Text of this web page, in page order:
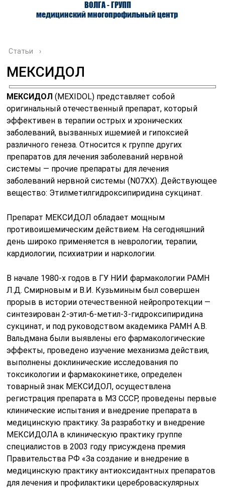
ВОЛГА - ГРУПП
медицинский многопрофильный центр
О ЦЕНТРЕ ВРАЧИ УСЛУГИ
Статьи ›
МЕКСИДОЛ
МЕКСИДОЛ (MEXIDOL) представляет собой
оригинальный отечественный препарат, который
эффективен в терапии острых и хронических
заболеваний, вызванных ишемией и гипоксией
различного генеза. Относится к группе других
препаратов для лечения заболеваний нервной
системы — прочие препараты для лечения
заболеваний нервной системы (N07XX). Действующее
вещество: Этилметилгидроксипиридина сукцинат.
Препарат МЕКСИДОЛ обладает мощным
противоишемическим действием. На сегодняшний
день широко применяется в неврологии, терапии,
кардиологии, психиатрии и наркологии.
В начале 1980-х годов в ГУ НИИ фармакологии РАМН
Л.Д. Смирновым и В.И. Кузьминым был совершен
прорыв в истории отечественной нейропротекции —
синтезирован 2-этил-6-метил-3-гидроксипиридина
сукцинат, и под руководством академика РАМН А.В.
Вальдмана были выявлены его фармакологические
эффекты, проведено изучение механизма действия,
выполнены доклинические исследования по
токсикологии и фармакокинетике, определен
товарный знак МЕКСИДОЛ, осуществлена
регистрация препарата в МЗ СССР, проведены первые
клинические испытания и внедрение препарата в
медицинскую практику. За разработку и внедрение
МЕКСИДОЛА в клиническую практику группе
специалистов в 2003 году присуждена премия
Правительства РФ «За создание и внедрение в
медицинскую практику антиоксидантных препаратов
для лечения и профилактики цереброваскулярных